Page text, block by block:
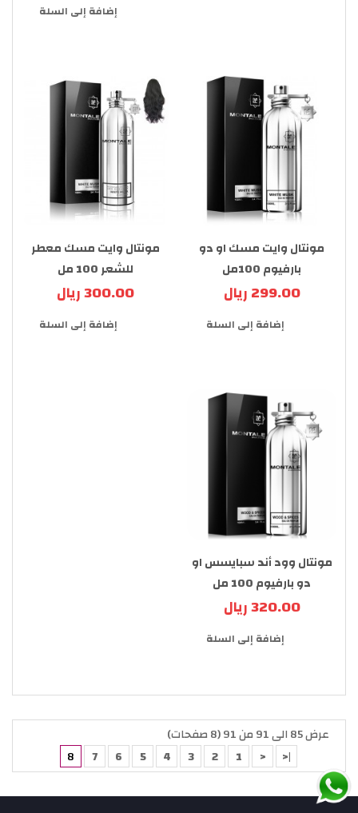
إضافة إلى السلة
مونتال وايت مسك او دو
بارفيوم 100مل
299.00 ريال
إضافة إلى السلة
مونتال وايت مسك معطر
للشعر 100 مل
300.00 ريال
إضافة إلى السلة
مونتال وود أند سبايسس او
دو بارفيوم 100 مل
320.00 ريال
إضافة إلى السلة
عرض 85 الى 91 من 91 (8 صفحات)
|<
<
1
2
3
4
5
6
7
8